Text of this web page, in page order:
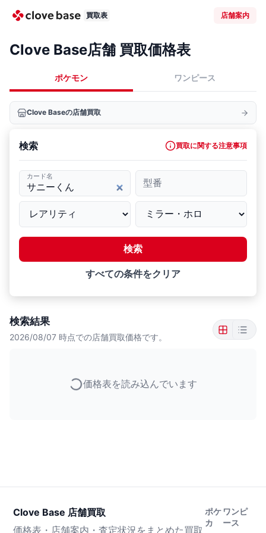
買取表 店舗案内
Clove Base店舗 買取価格表
ポケモン ワンピース
Clove Baseの店舗買取
検索 買取に関する注意事項
カード名
型番
検索
すべての条件をクリア
検索結果
2026/08/07 時点での店舗買取価格です。
価格表を読み込んでいます
Clove Base 店舗買取
価格表・店舗案内・査定状況をまとめた買取
ポケ
カ
ワンピ
ース